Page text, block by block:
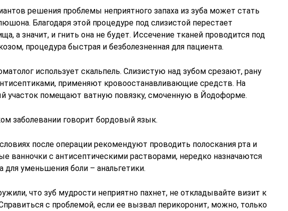
решения проблемы неприятного запаха из зуба может стать
Благодаря этой процедуре под слизистой перестает
а значит, и гнить она не будет. Иссечение тканей проводится под
процедура быстрая и безболезненная для пациента.
использует скальпель. Слизистую над зубом срезают, рану
применяют кровоостанавливающие средств. На
участок помещают ватную повязку, смоченную в Йодоформе.
заболевании говорит бордовый язык.
после операции рекомендуют проводить полоскания рта и
ванночки с антисептическими растворами, нередко назначаются
для уменьшения боли – анальгетики.
что зуб мудрости неприятно пахнет, не откладывайте визит к
с проблемой, если ее вызвал перикоронит, можно, только